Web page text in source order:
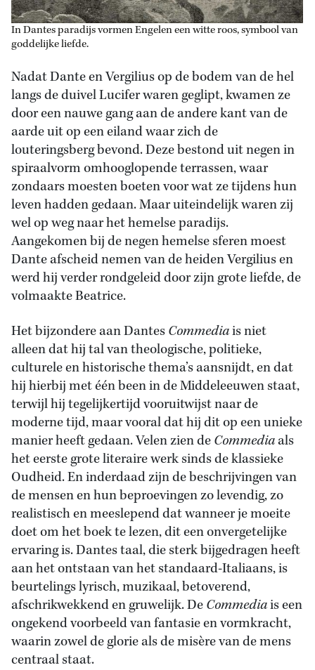
In Dantes paradijs vormen Engelen een witte roos, symbool van
goddelijke liefde.
Nadat Dante en Vergilius op de bodem van de hel
langs de duivel Lucifer waren geglipt, kwamen ze
door een nauwe gang aan de andere kant van de
aarde uit op een eiland waar zich de
louteringsberg bevond. Deze bestond uit negen in
spiraalvorm omhooglopende terrassen, waar
zondaars moesten boeten voor wat ze tijdens hun
leven hadden gedaan. Maar uiteindelijk waren zij
wel op weg naar het hemelse paradijs.
Aangekomen bij de negen hemelse sferen moest
Dante afscheid nemen van de heiden Vergilius en
werd hij verder rondgeleid door zijn grote liefde, de
volmaakte Beatrice.
Het bijzondere aan DantesCommediais niet
alleen dat hij tal van theologische, politieke,
culturele en historische thema’s aansnijdt, en dat
hij hierbij met één been in de Middeleeuwen staat,
terwijl hij tegelijkertijd vooruitwijst naar de
moderne tijd, maar vooral dat hij dit op een unieke
manier heeft gedaan. Velen zien deCommediaals
het eerste grote literaire werk sinds de klassieke
Oudheid. En inderdaad zijn de beschrijvingen van
de mensen en hun beproevingen zo levendig, zo
realistisch en meeslepend dat wanneer je moeite
doet om het boek te lezen, dit een onvergetelijke
ervaring is. Dantes taal, die sterk bijgedragen heeft
aan het ontstaan van het standaard-Italiaans, is
beurtelings lyrisch, muzikaal, betoverend,
afschrikwekkend en gruwelijk. DeCommediais een
ongekend voorbeeld van fantasie en vormkracht,
waarin zowel de glorie als de misère van de mens
centraal staat.